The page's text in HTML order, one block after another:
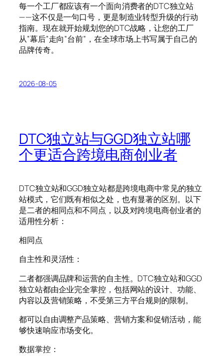
每一个工厂都应该有一个面向消费者的DTC独立站
——这不仅是一句口号，更是制造业转型升级的行动
指南。现在就开始规划您的DTC战略，让您的工厂
从”幕后”走向”台前”，在全球市场上书写属于自己的
品牌传奇。
2026-08-05
DTC独立站与GGD独立站哪
个更适合跨境电商创业者
DTC独立站和GGD独立站都是跨境电商中常见的独立
站模式，它们既有相似之处，也有显著的区别。以下
是二者的相同点和不同点，以及对跨境电商创业者的
适用性分析：
相同点
自主性和灵活性：
二者都强调品牌和运营的自主性。DTC独立站和GGD
独立站都由企业完全掌控，包括网站的设计、功能、
内容以及营销策略，不受第三方平台规则的限制。
都可以自由调整产品策略、营销方案和促销活动，能
够快速响应市场变化。
数据掌控：